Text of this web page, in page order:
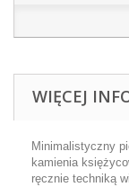
WIĘCEJ
Minimalistyczny
kamienia
ręcznie techniką